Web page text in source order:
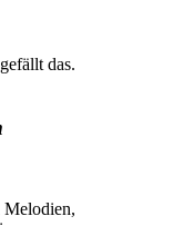
gefällt das.
Melodien,